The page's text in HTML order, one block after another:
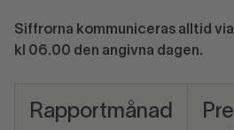
Siffrorna kommuniceras alltid
kl 06.00 den angivna dagen.
Rapportmånad